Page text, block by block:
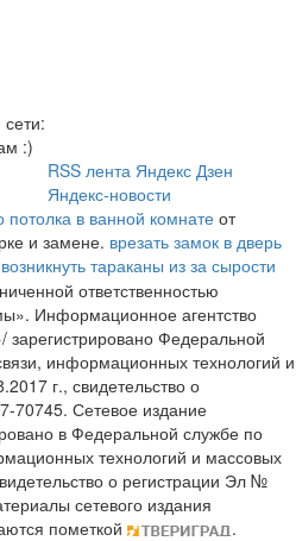
:)
RSS лента Яндекс Дзен
Яндекс-новости
потолка в ванной комнате от
и замене. врезать замок в дверь
тараканы из за сырости
ответственностью
Информационное агентство
Федеральной
информационных технологий и
г., свидетельство о
70745. Сетевое издание
в Федеральной службе по
технологий и массовых
о регистрации Эл №
сетевого издания
пометкой
.